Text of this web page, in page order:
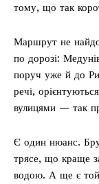
тому, що так
Маршрут не
по дорозі:
поруч уже й до
речі,
вулицями — так
Є один нюанс.
трясе, що краще
водою. А ще є